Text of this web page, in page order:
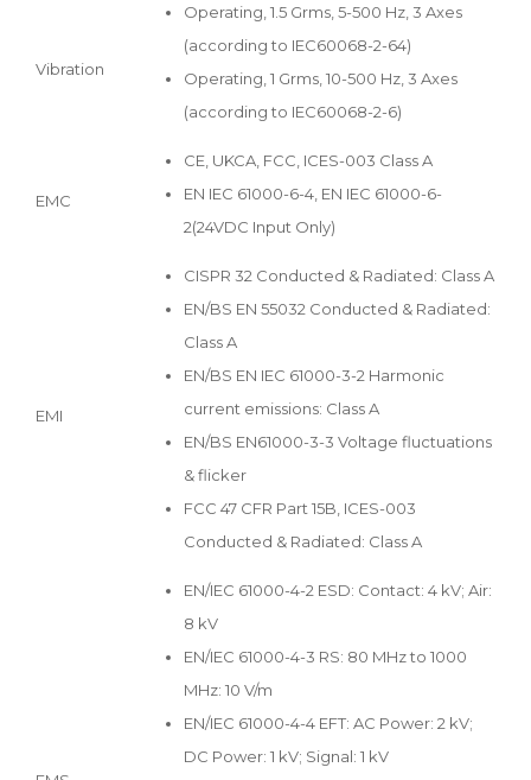
Vibration
Operating, 1.5 Grms, 5-500 Hz, 3 Axes
(according to IEC60068-2-64)
Operating, 1 Grms, 10-500 Hz, 3 Axes
(according to IEC60068-2-6)
EMC
CE, UKCA, FCC, ICES-003 Class A
EN IEC 61000-6-4, EN IEC 61000-6-
2(24VDC Input Only)
EMI
CISPR 32 Conducted & Radiated: Class A
EN/BS EN 55032 Conducted & Radiated:
Class A
EN/BS EN IEC 61000-3-2 Harmonic
current emissions: Class A
EN/BS EN61000-3-3 Voltage fluctuations
& flicker
FCC 47 CFR Part 15B, ICES-003
Conducted & Radiated: Class A
EN/IEC 61000-4-2 ESD: Contact: 4 kV; Air:
8 kV
EN/IEC 61000-4-3 RS: 80 MHz to 1000
MHz: 10 V/m
EN/IEC 61000-4-4 EFT: AC Power: 2 kV;
DC Power: 1 kV; Signal: 1 kV